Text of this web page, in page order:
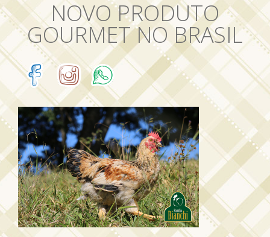
NOVO PRODUTO
GOURMET NO BRASIL